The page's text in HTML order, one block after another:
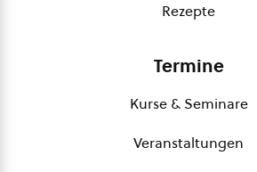
Rezepte
Termine
Kurse & Seminare
Veranstaltungen